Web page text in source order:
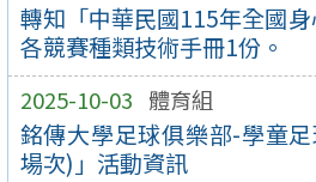
轉知「中華民國115年全國身
各競賽種類技術手冊1份。
2025-10-03 體育組
銘傳大學足球俱樂部-學童
場次)」活動資訊